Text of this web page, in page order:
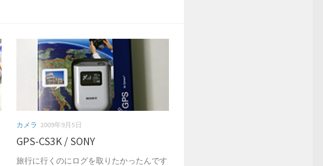
カメラ 2009年9月5日
GPS-CS3K / SONY
旅行に行くのにログを取りたかったんです